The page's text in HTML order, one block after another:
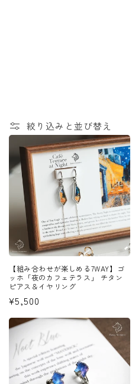
絞り込みと並び替え
【組み合わせが楽しめる7WAY】ゴ
ッホ「夜のカフェテラス」 チタン
ピアス＆イヤリング
通
常
価
格
¥5,500